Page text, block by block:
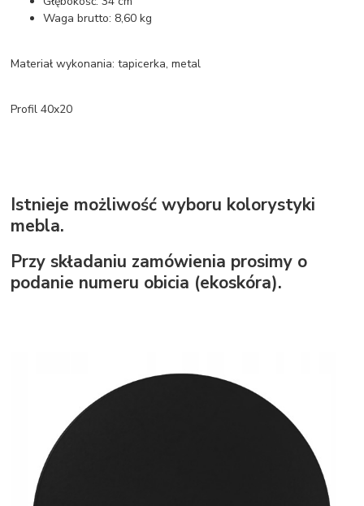
Waga brutto: 8,60 kg
Materiał wykonania: tapicerka, metal
Profil 40x20
Istnieje możliwość wyboru kolorystyki
mebla.
Przy składaniu zamówienia prosimy o
podanie numeru obicia (ekoskóra).